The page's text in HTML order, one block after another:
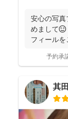
安心の写
めまして😊
フィール
予約承
其